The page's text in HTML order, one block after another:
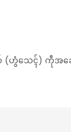
(ဟွံသေၚ်) ကဵုအ